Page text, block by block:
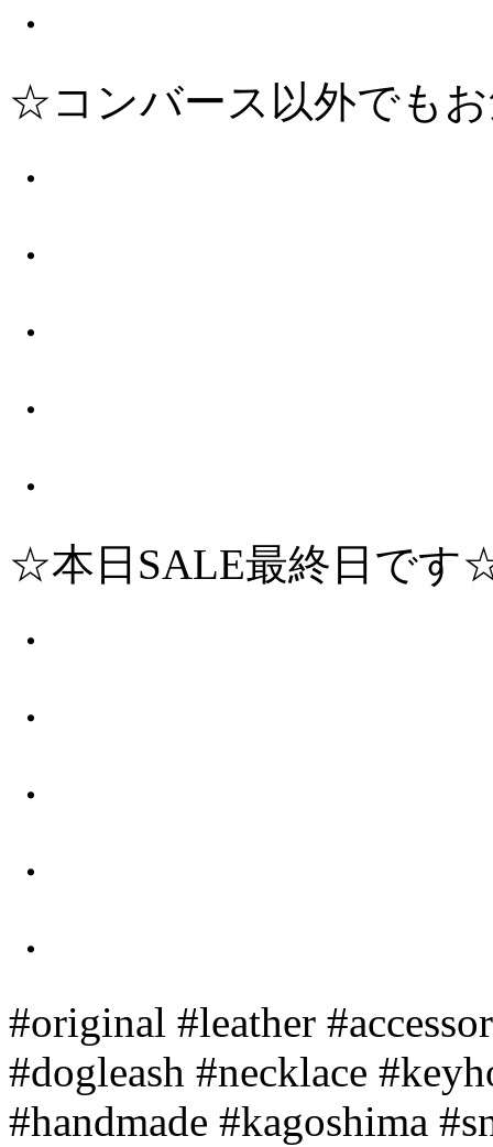
・
☆コンバース以外でも
・
・
・
・
・
☆本日SALE最終日です
・
・
・
・
・
#original #leather
#dogleash #necklace
#handmade #kagoshima